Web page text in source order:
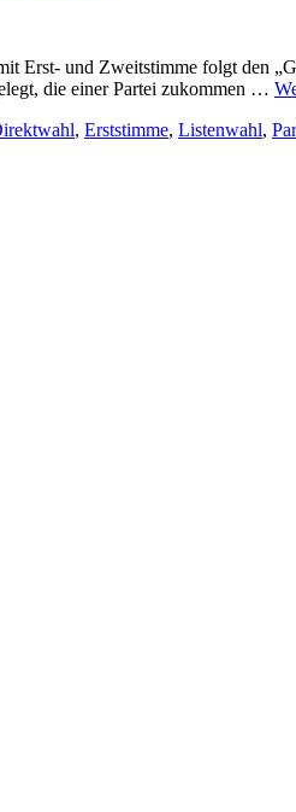
Erst- und Zweitstimme folgt den
die einer Partei zukommen …
, Erststimme, Listenwahl,